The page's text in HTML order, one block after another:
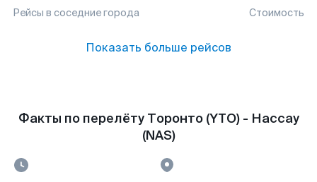
Рейсы в соседние города Стоимость
Показать больше рейсов
Факты по перелёту Торонто (YTO) - Нассау
(NAS)